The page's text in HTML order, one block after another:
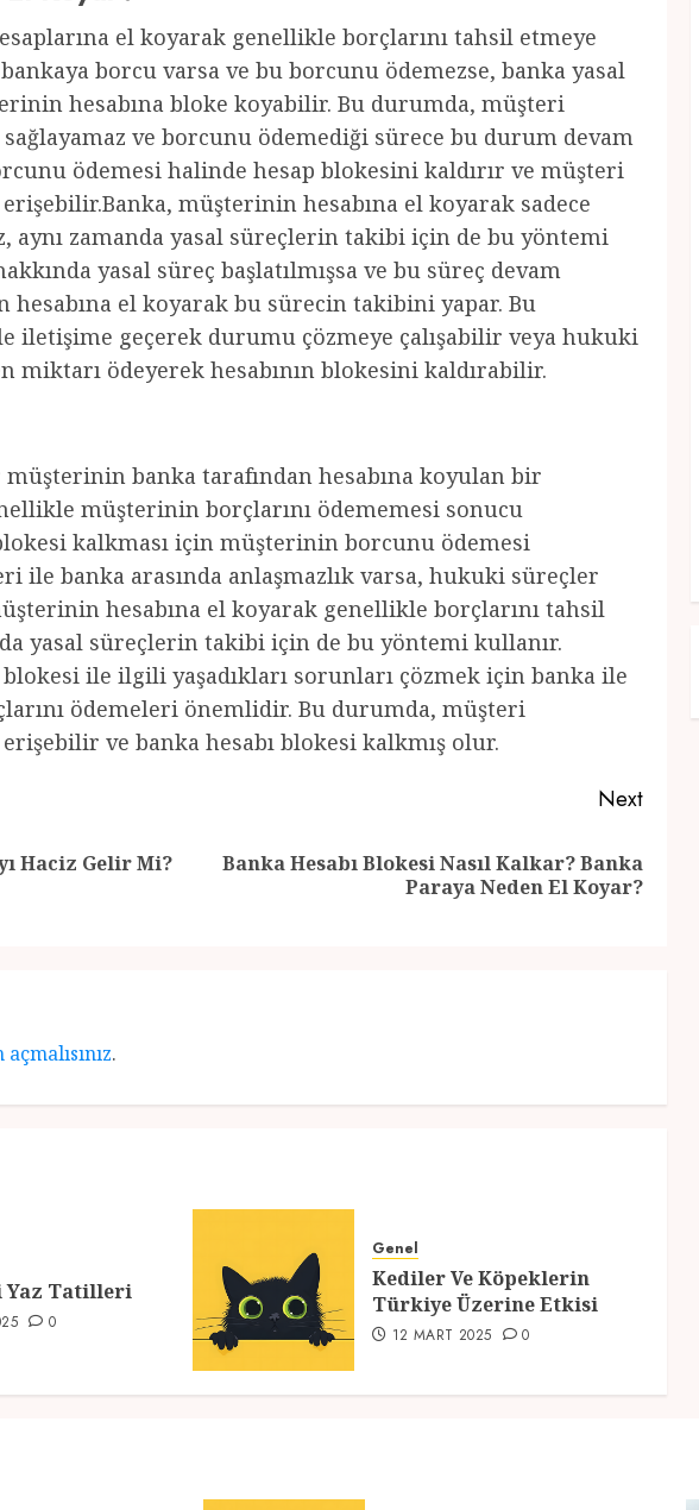
el koyarak genellikle borçlarını tahsil etmeye
borcu varsa ve bu borcunu ödemezse, banka yasal
hesabına bloke koyabilir. Bu durumda, müşteri
ve borcunu ödemediği sürece bu durum devam
ödemesi halinde hesap blokesini kaldırır ve müşteri
müşterinin hesabına el koyarak sadece
aynı zamanda yasal süreçlerin takibi için de bu yöntemi
yasal süreç başlatılmışsa ve bu süreç devam
el koyarak bu sürecin takibini yapar. Bu
iletişime geçerek durumu çözmeye çalışabilir veya hukuki
miktarı ödeyerek hesabının blokesini kaldırabilir.
müşterinin banka tarafından hesabına koyulan bir
müşterinin borçlarını ödememesi sonucu
kalkması için müşterinin borcunu ödemesi
ile banka arasında anlaşmazlık varsa, hukuki süreçler
hesabına el koyarak genellikle borçlarını tahsil
yasal süreçlerin takibi için de bu yöntemi kullanır.
ile ilgili yaşadıkları sorunları çözmek için banka ile
ödemeleri önemlidir. Bu durumda, müşteri
ve banka hesabı blokesi kalkmış olur.
Previous
Haciz Gelir Mi?
Next
NextBanka Hesabı Blokesi Nasıl Kalkar? Banka
Paraya Neden El Koyar?
.
Yaz Tatilleri
0
Genel
Kediler Ve Köpeklerin
Türkiye Üzerine Etkisi
12 MART 2025 0